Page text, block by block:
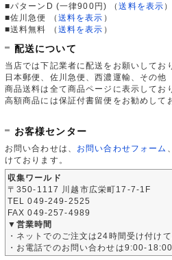
■パターンD (一律900円)
（送料を表示 ）
■佐川急便
（ 送料を表示 ）
■送料無料
（ 送料を表示 ）
配送について
当店では下記業者に配送をお願いしてお
日本郵便、佐川急便、西濃運輸、その他
商品送料は全て商品ページに表示してお
高額商品には保証付書留便をお勧めして
お客様センター
お問い合わせは、 お問い合わせフォーム
けております。
収集ワールド
〒350-1117 川越市広栄町17-7-1F
TEL 049-249-2525
FAX 049-257-4989
▼営業時間
・ネットでのご注文は24時間受け付けて
・お電話でのお問い合わせは9:00-